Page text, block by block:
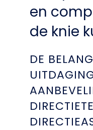
en
de knie
DE